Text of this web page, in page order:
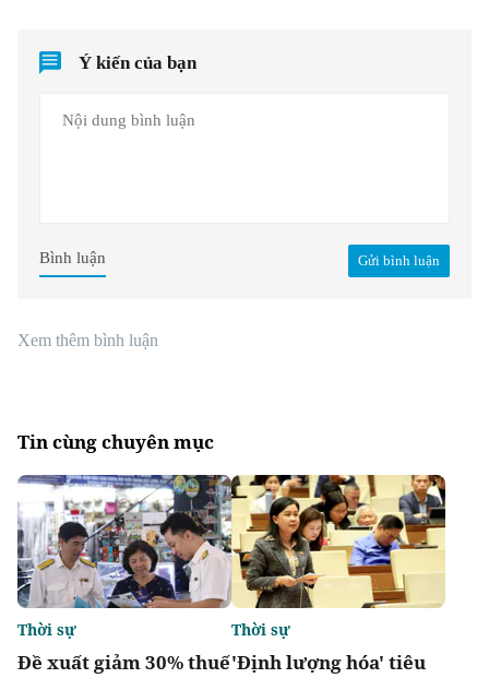
Ý kiến của bạn
Gửi bình luận
Bình luận
Xem thêm bình luận
Tin cùng chuyên mục
Đề xuất giảm 30% thuế
Thời sự
'Định lượng hóa' tiêu
Thời sự